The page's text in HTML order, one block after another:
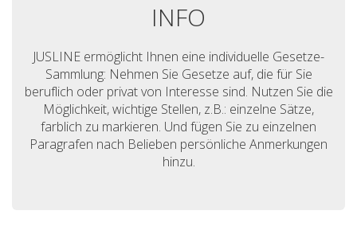
INFO
JUSLINE ermöglicht Ihnen eine individuelle Gesetze-
Sammlung: Nehmen Sie Gesetze auf, die für Sie
beruflich oder privat von Interesse sind. Nutzen Sie die
Möglichkeit, wichtige Stellen, z.B.: einzelne Sätze,
farblich zu markieren. Und fügen Sie zu einzelnen
Paragrafen nach Belieben persönliche Anmerkungen
hinzu.